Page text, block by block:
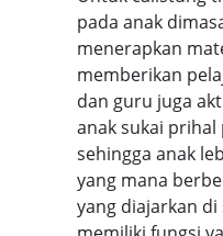
pada anak
menerapkan
memberikan
dan guru juga
anak sukai
sehingga anak
yang mana
yang diajarkan